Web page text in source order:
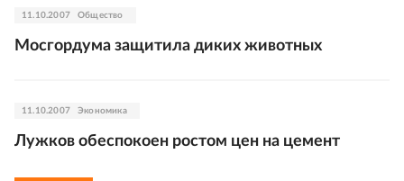
11.10.2007 Общество
Мосгордума защитила диких животных
11.10.2007 Экономика
Лужков обеспокоен ростом цен на цемент